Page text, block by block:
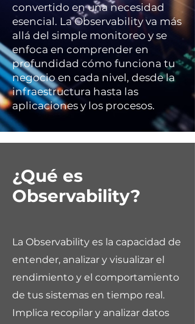
convertido en una necesidad
esencial. La Observability va más
allá del simple monitoreo y se
enfoca en comprender en
profundidad cómo funciona tu
negocio en cada nivel, desde la
infraestructura hasta las
aplicaciones y los procesos.
¿Qué es
Observability?
La Observability es la capacidad de
entender, analizar y visualizar el
rendimiento y el comportamiento
de tus sistemas en tiempo real.
Implica recopilar y analizar datos